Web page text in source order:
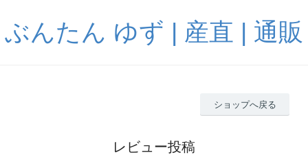
ぶんたん ゆず | 産直 | 通販
ショップへ戻る
レビュー投稿